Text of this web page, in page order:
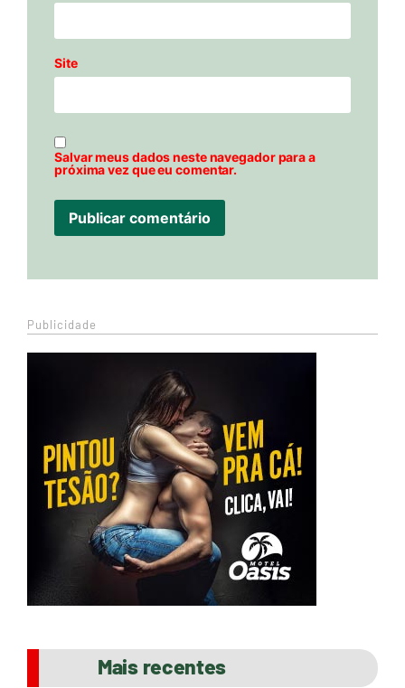
Site
Salvar meus dados neste navegador para a
próxima vez que eu comentar.
Publicidade
Mais recentes